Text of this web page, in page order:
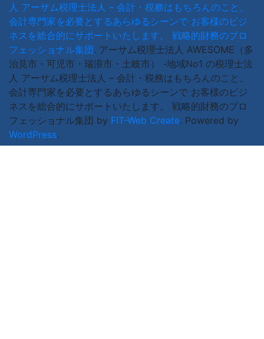
人 アーサム税理士法人 – 会計・税務はもちろんのこと、
会計専門家を必要とするあらゆるシーンで お客様のビジ
ネスを総合的にサポートいたします。 戦略的財務のプロ
フェッショナル集団. アーサム税理士法人 AWESOME（多
治見市・可児市・瑞浪市・土岐市） -地域No1 の税理士法
人 アーサム税理士法人 – 会計・税務はもちろんのこと、
会計専門家を必要とするあらゆるシーンで お客様のビジ
ネスを総合的にサポートいたします。 戦略的財務のプロ
フェッショナル集団 by FIT-Web Create. Powered by
WordPress.